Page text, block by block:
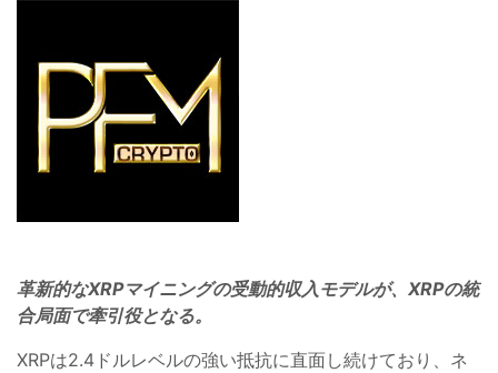
革新的なXRPマイニングの受動的収入モデルが、XRPの統
合局面で牽引役となる。
XRPは2.4ドルレベルの強い抵抗に直面し続けており、ネ